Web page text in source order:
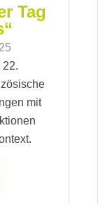
Tag
22.
mit